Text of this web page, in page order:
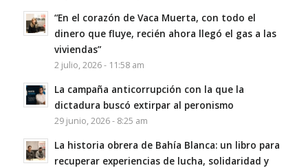
“En el corazón de Vaca Muerta, con todo el
dinero que fluye, recién ahora llegó el gas a las
viviendas”
2 julio, 2026 - 11:58 am
La campaña anticorrupción con la que la
dictadura buscó extirpar al peronismo
29 junio, 2026 - 8:25 am
La historia obrera de Bahía Blanca: un libro para
recuperar experiencias de lucha, solidaridad y